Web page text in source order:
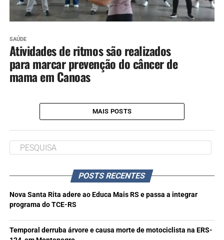
SAÚDE
Atividades de ritmos são realizados
para marcar prevenção do câncer de
mama em Canoas
MAIS POSTS
POSTS RECENTES
Nova Santa Rita adere ao Educa Mais RS e passa a integrar
programa do TCE-RS
Temporal derruba árvore e causa morte de motociclista na ERS-